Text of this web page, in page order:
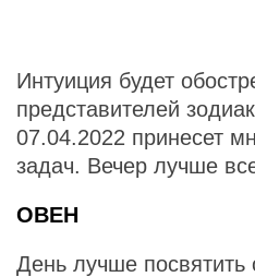
Интуиция будет
представителей
07.04.2022 принесет
задач. Вечер лучше
ОВЕН
День лучше